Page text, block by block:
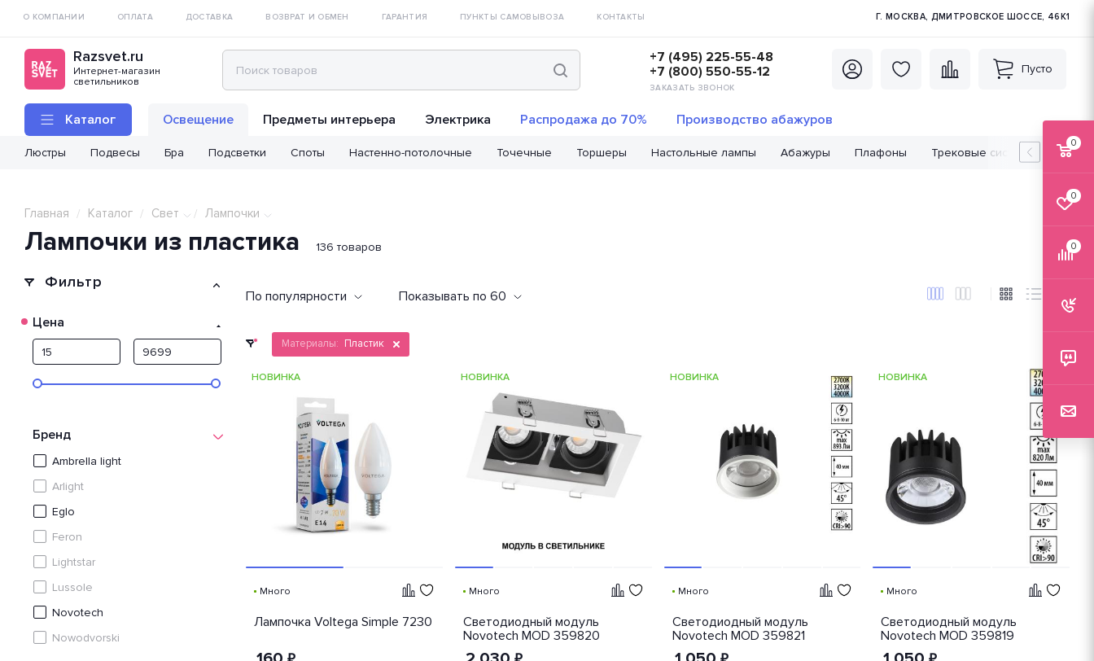
О КОМПАНИИ ОПЛАТА ДОСТАВКА ВОЗВРАТ И ОБМЕН ГАРАНТИЯ ПУНКТЫ САМОВЫВОЗА КОНТАКТЫ Г. МОСКВА, ДМИТРОВСКОЕ ШОССЕ, 46К1
Razsvet.ru
Интернет-магазин
светильников
+7 (495) 225-55-48
+7 (800) 550-55-12
ЗАКАЗАТЬ ЗВОНОК
Пусто
Каталог Освещение
Люстры Подвесы Бра Подсветки Споты Настенно-потолочные Точечные Торшеры Настольные лампы Абажуры Плафоны Трековые системы
Предметы интерьера Электрика Распродажа до 70% Производство абажуров
Главная / Каталог / Свет / Лампочки
Лампочки из пластика 136 товаров
По популярности Показывать по 60
Материалы: Пластик
НОВИНКА
Много
Лампочка Voltega Simple 7230
НОВИНКА
Много
Светодиодный модуль
Novotech MOD 359820
НОВИНКА
Много
Светодиодный модуль
Novotech MOD 359821
НОВИНКА
Много
Светодиодный модуль
Novotech MOD 359819
Фильтр
Цена
Бренд
Ambrella light
Arlight
Eglo
Feron
Lightstar
Lussole
Novotech
Nowodvorski
0
0
0